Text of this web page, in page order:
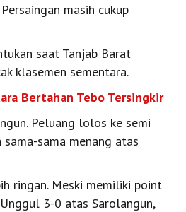
masih cukup
saat Tanjab Barat
klasemen sementara.
Bertahan Tebo Tersingkir
Peluang lolos ke semi
sama menang atas
ringan. Meski memiliki point
3-0 atas Sarolangun,